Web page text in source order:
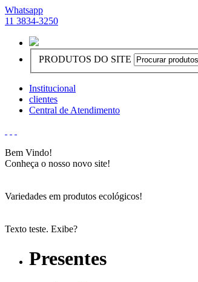
Whatsapp
11 3834-3250
PRODUTOS DO SITE
Institucional
clientes
Central de Atendimento
Bem Vindo!
Conheça o nosso novo site!
Variedades em produtos ecológicos!
Texto teste. Exibe?
Presentes